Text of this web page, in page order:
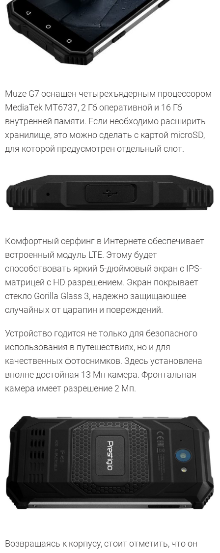
Muze G7 оснащен четырехъядерным процессором
MediaTek MT6737, 2 Гб оперативной и 16 Гб
внутренней памяти. Если необходимо расширить
хранилище, это можно сделать с картой microSD,
для которой предусмотрен отдельный слот.
Комфортный серфинг в Интернете обеспечивает
встроенный модуль LTE. Этому будет
способствовать яркий 5-дюймовый экран с IPS-
матрицей с HD разрешением. Экран покрывает
стекло Gorilla Glass 3, надежно защищающее
случайных от царапин и повреждений.
Устройство годится не только для безопасного
использования в путешествиях, но и для
качественных фотоснимков. Здесь установлена
вполне достойная 13 Мп камера. Фронтальная
камера имеет разрешение 2 Мп.
Возвращаясь к корпусу, стоит отметить, что он